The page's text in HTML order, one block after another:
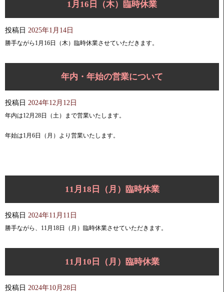
1月16日（木）臨時休業
投稿日 2025年1月14日
勝手ながら1月16日（木）臨時休業させていただきます。
年内・年始の営業について
投稿日 2024年12月12日
年内は12月28日（土）まで営業いたします。
年始は1月6日（月）より営業いたします。
11月18日（月）臨時休業
投稿日 2024年11月11日
勝手ながら、11月18日（月）臨時休業させていただきます。
11月10日（月）臨時休業
投稿日 2024年10月28日